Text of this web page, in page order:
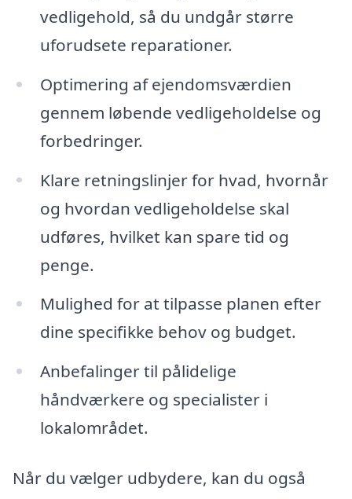
vedligehold, så du undgår større
uforudsete reparationer.
Optimering af ejendomsværdien
gennem løbende vedligeholdelse og
forbedringer.
Klare retningslinjer for hvad, hvornår
og hvordan vedligeholdelse skal
udføres, hvilket kan spare tid og
penge.
Mulighed for at tilpasse planen efter
dine specifikke behov og budget.
Anbefalinger til pålidelige
håndværkere og specialister i
lokalområdet.
Når du vælger udbydere, kan du også